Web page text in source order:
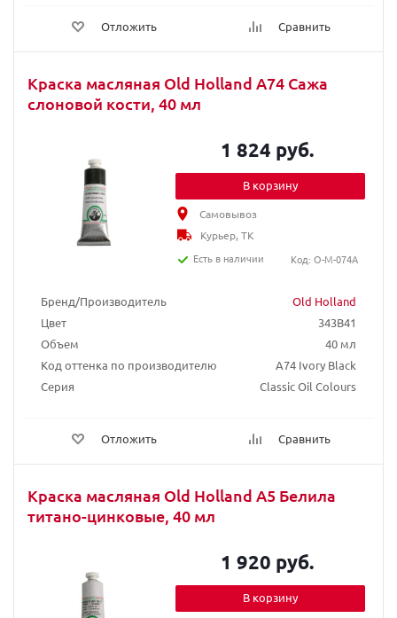
Отложить Сравнить
Краска масляная Old Holland A74 Сажа
слоновой кости, 40 мл
Бренд/Производитель
Old Holland
Цвет
343B41
Объем
40 мл
Код оттенка по производителю
A74 Ivory Black
Серия
Classic Oil Colours
Отложить Сравнить
1 824 руб.
В корзину
Самовывоз
Курьер, ТК
Есть в наличии
Код: O-M-074A
Краска масляная Old Holland A5 Белила
титано-цинковые, 40 мл
1 920 руб.
В корзину